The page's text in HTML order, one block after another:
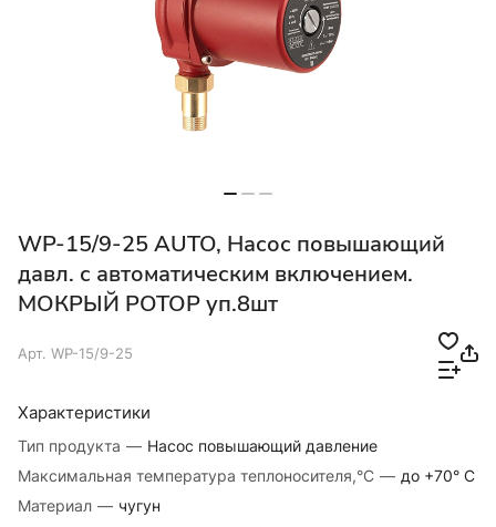
WP-15/9-25 AUTO, Насос повышающий
давл. с автоматическим включением.
МОКРЫЙ РОТОР уп.8шт
Арт. WP-15/9-25
Характеристики
Тип продукта — Насос повышающий давление
Максимальная температура теплоносителя,°С — до +70° С
Материал — чугун